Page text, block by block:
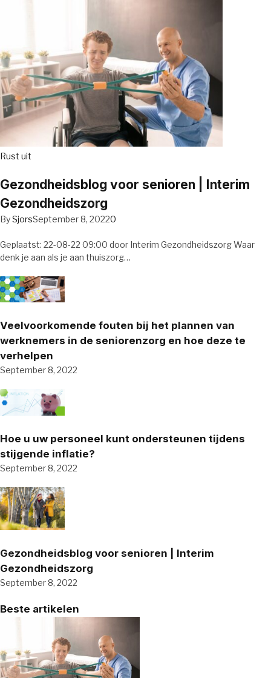
Rust uit
Gezondheidsblog voor senioren | Interim
Gezondheidszorg
BySjorsSeptember 8, 20220
Geplaatst: 22-08-22 09:00 door Interim Gezondheidszorg Waar
denk je aan als je aan thuiszorg…
Veelvoorkomende fouten bij het plannen van
werknemers in de seniorenzorg en hoe deze te
verhelpen
September 8, 2022
Hoe u uw personeel kunt ondersteunen tijdens
stijgende inflatie?
September 8, 2022
Gezondheidsblog voor senioren | Interim
Gezondheidszorg
September 8, 2022
Beste artikelen